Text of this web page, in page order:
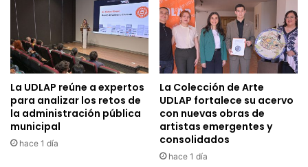
La UDLAP reúne a expertos
para analizar los retos de
la administración pública
municipal
hace 1 día
La Colección de Arte
UDLAP fortalece su acervo
con nuevas obras de
artistas emergentes y
consolidados
hace 1 día